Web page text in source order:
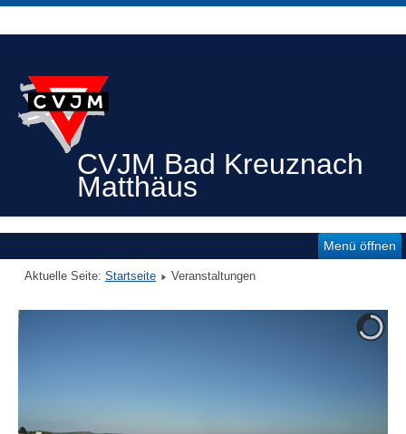
CVJM Bad Kreuznach
Matthäus
Menü öffnen
Aktuelle Seite: Startseite Veranstaltungen